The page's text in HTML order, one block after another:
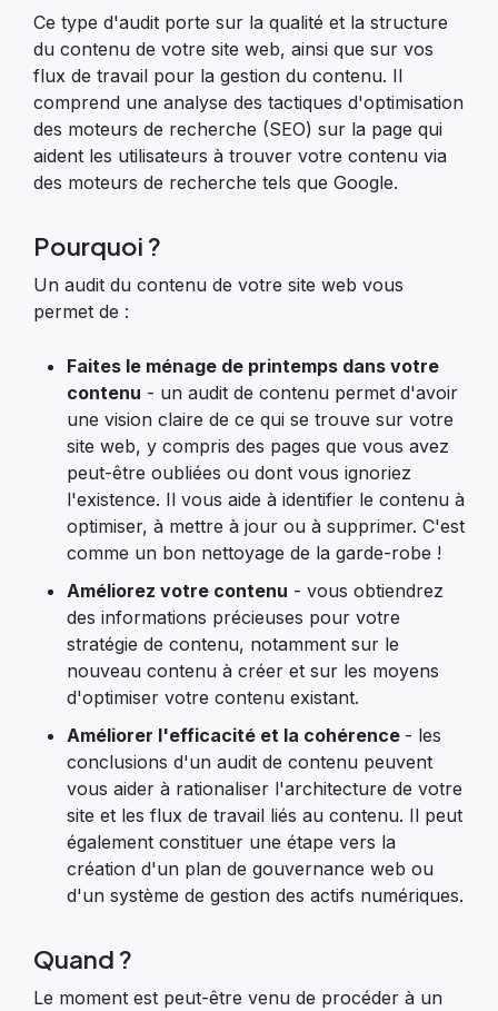
Ce type d'audit porte sur la qualité et la structure
du contenu de votre site web, ainsi que sur vos
flux de travail pour la gestion du contenu. Il
comprend une analyse des tactiques d'optimisation
des moteurs de recherche (SEO) sur la page qui
aident les utilisateurs à trouver votre contenu via
des moteurs de recherche tels que Google.
Pourquoi ?
Un audit du contenu de votre site web vous
permet de :
Faites le ménage de printemps dans votre
contenu - un audit de contenu permet d'avoir
une vision claire de ce qui se trouve sur votre
site web, y compris des pages que vous avez
peut-être oubliées ou dont vous ignoriez
l'existence. Il vous aide à identifier le contenu à
optimiser, à mettre à jour ou à supprimer. C'est
comme un bon nettoyage de la garde-robe !
Améliorez votre contenu - vous obtiendrez
des informations précieuses pour votre
stratégie de contenu, notamment sur le
nouveau contenu à créer et sur les moyens
d'optimiser votre contenu existant.
Améliorer l'efficacité et la cohérence - les
conclusions d'un audit de contenu peuvent
vous aider à rationaliser l'architecture de votre
site et les flux de travail liés au contenu. Il peut
également constituer une étape vers la
création d'un plan de gouvernance web ou
d'un système de gestion des actifs numériques.
Quand ?
Le moment est peut-être venu de procéder à un